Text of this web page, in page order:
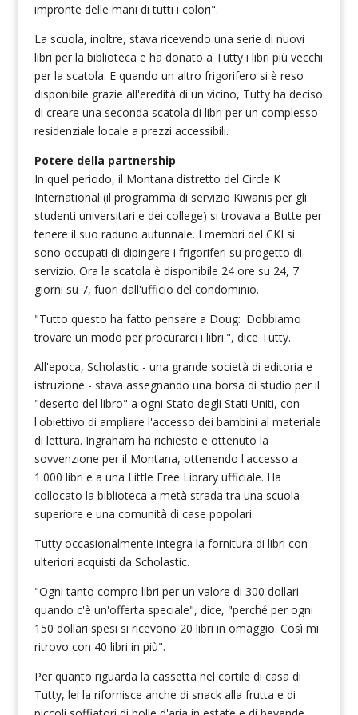
impronte delle mani di tutti i colori".
La scuola, inoltre, stava ricevendo una serie di nuovi
libri per la biblioteca e ha donato a Tutty i libri più vecchi
per la scatola. E quando un altro frigorifero si è reso
disponibile grazie all'eredità di un vicino, Tutty ha deciso
di creare una seconda scatola di libri per un complesso
residenziale locale a prezzi accessibili.
Potere della partnership
In quel periodo, il Montana distretto del Circle K
International (il programma di servizio Kiwanis per gli
studenti universitari e dei college) si trovava a Butte per
tenere il suo raduno autunnale. I membri del CKI si
sono occupati di dipingere i frigoriferi su progetto di
servizio. Ora la scatola è disponibile 24 ore su 24, 7
giorni su 7, fuori dall'ufficio del condominio.
"Tutto questo ha fatto pensare a Doug: 'Dobbiamo
trovare un modo per procurarci i libri'", dice Tutty.
All'epoca, Scholastic - una grande società di editoria e
istruzione - stava assegnando una borsa di studio per il
"deserto del libro" a ogni Stato degli Stati Uniti, con
l'obiettivo di ampliare l'accesso dei bambini al materiale
di lettura. Ingraham ha richiesto e ottenuto la
sovvenzione per il Montana, ottenendo l'accesso a
1.000 libri e a una Little Free Library ufficiale. Ha
collocato la biblioteca a metà strada tra una scuola
superiore e una comunità di case popolari.
Tutty occasionalmente integra la fornitura di libri con
ulteriori acquisti da Scholastic.
"Ogni tanto compro libri per un valore di 300 dollari
quando c'è un'offerta speciale", dice, "perché per ogni
150 dollari spesi si ricevono 20 libri in omaggio. Così mi
ritrovo con 40 libri in più".
Per quanto riguarda la cassetta nel cortile di casa di
Tutty, lei la rifornisce anche di snack alla frutta e di